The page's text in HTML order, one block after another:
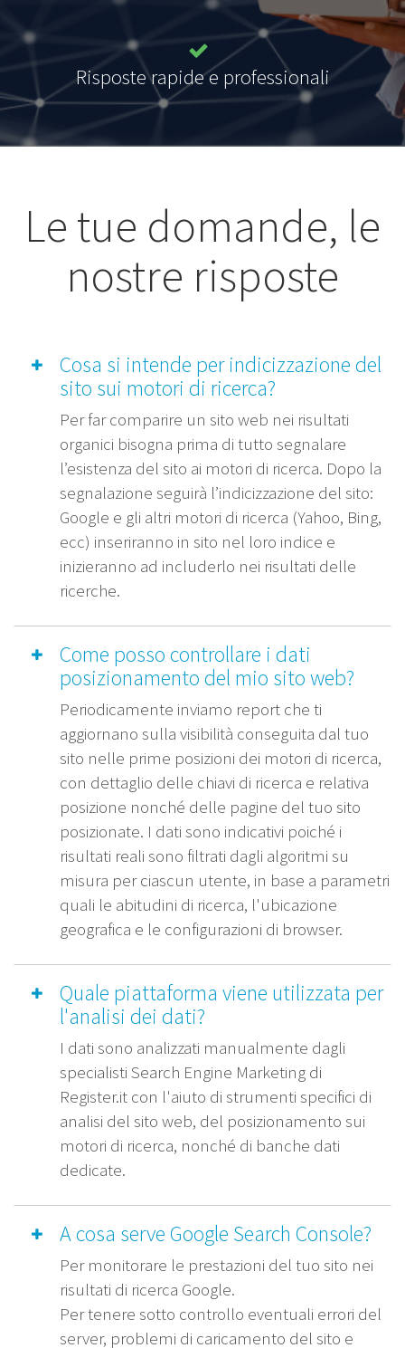
Risposte rapide e professionali
Le tue domande, le
nostre risposte
Cosa si intende per indicizzazione del
sito sui motori di ricerca?
Per far comparire un sito web nei risultati
organici bisogna prima di tutto segnalare
l’esistenza del sito ai motori di ricerca. Dopo la
segnalazione seguirà l’indicizzazione del sito:
Google e gli altri motori di ricerca (Yahoo, Bing,
ecc) inseriranno in sito nel loro indice e
inizieranno ad includerlo nei risultati delle
ricerche.
Come posso controllare i dati
posizionamento del mio sito web?
Periodicamente inviamo report che ti
aggiornano sulla visibilità conseguita dal tuo
sito nelle prime posizioni dei motori di ricerca,
con dettaglio delle chiavi di ricerca e relativa
posizione nonché delle pagine del tuo sito
posizionate. I dati sono indicativi poiché i
risultati reali sono filtrati dagli algoritmi su
misura per ciascun utente, in base a parametri
quali le abitudini di ricerca, l'ubicazione
geografica e le configurazioni di browser.
Quale piattaforma viene utilizzata per
l'analisi dei dati?
I dati sono analizzati manualmente dagli
specialisti Search Engine Marketing di
Register.it con l'aiuto di strumenti specifici di
analisi del sito web, del posizionamento sui
motori di ricerca, nonché di banche dati
dedicate.
A cosa serve Google Search Console?
Per monitorare le prestazioni del tuo sito nei
risultati di ricerca Google.
Per tenere sotto controllo eventuali errori del
server, problemi di caricamento del sito e